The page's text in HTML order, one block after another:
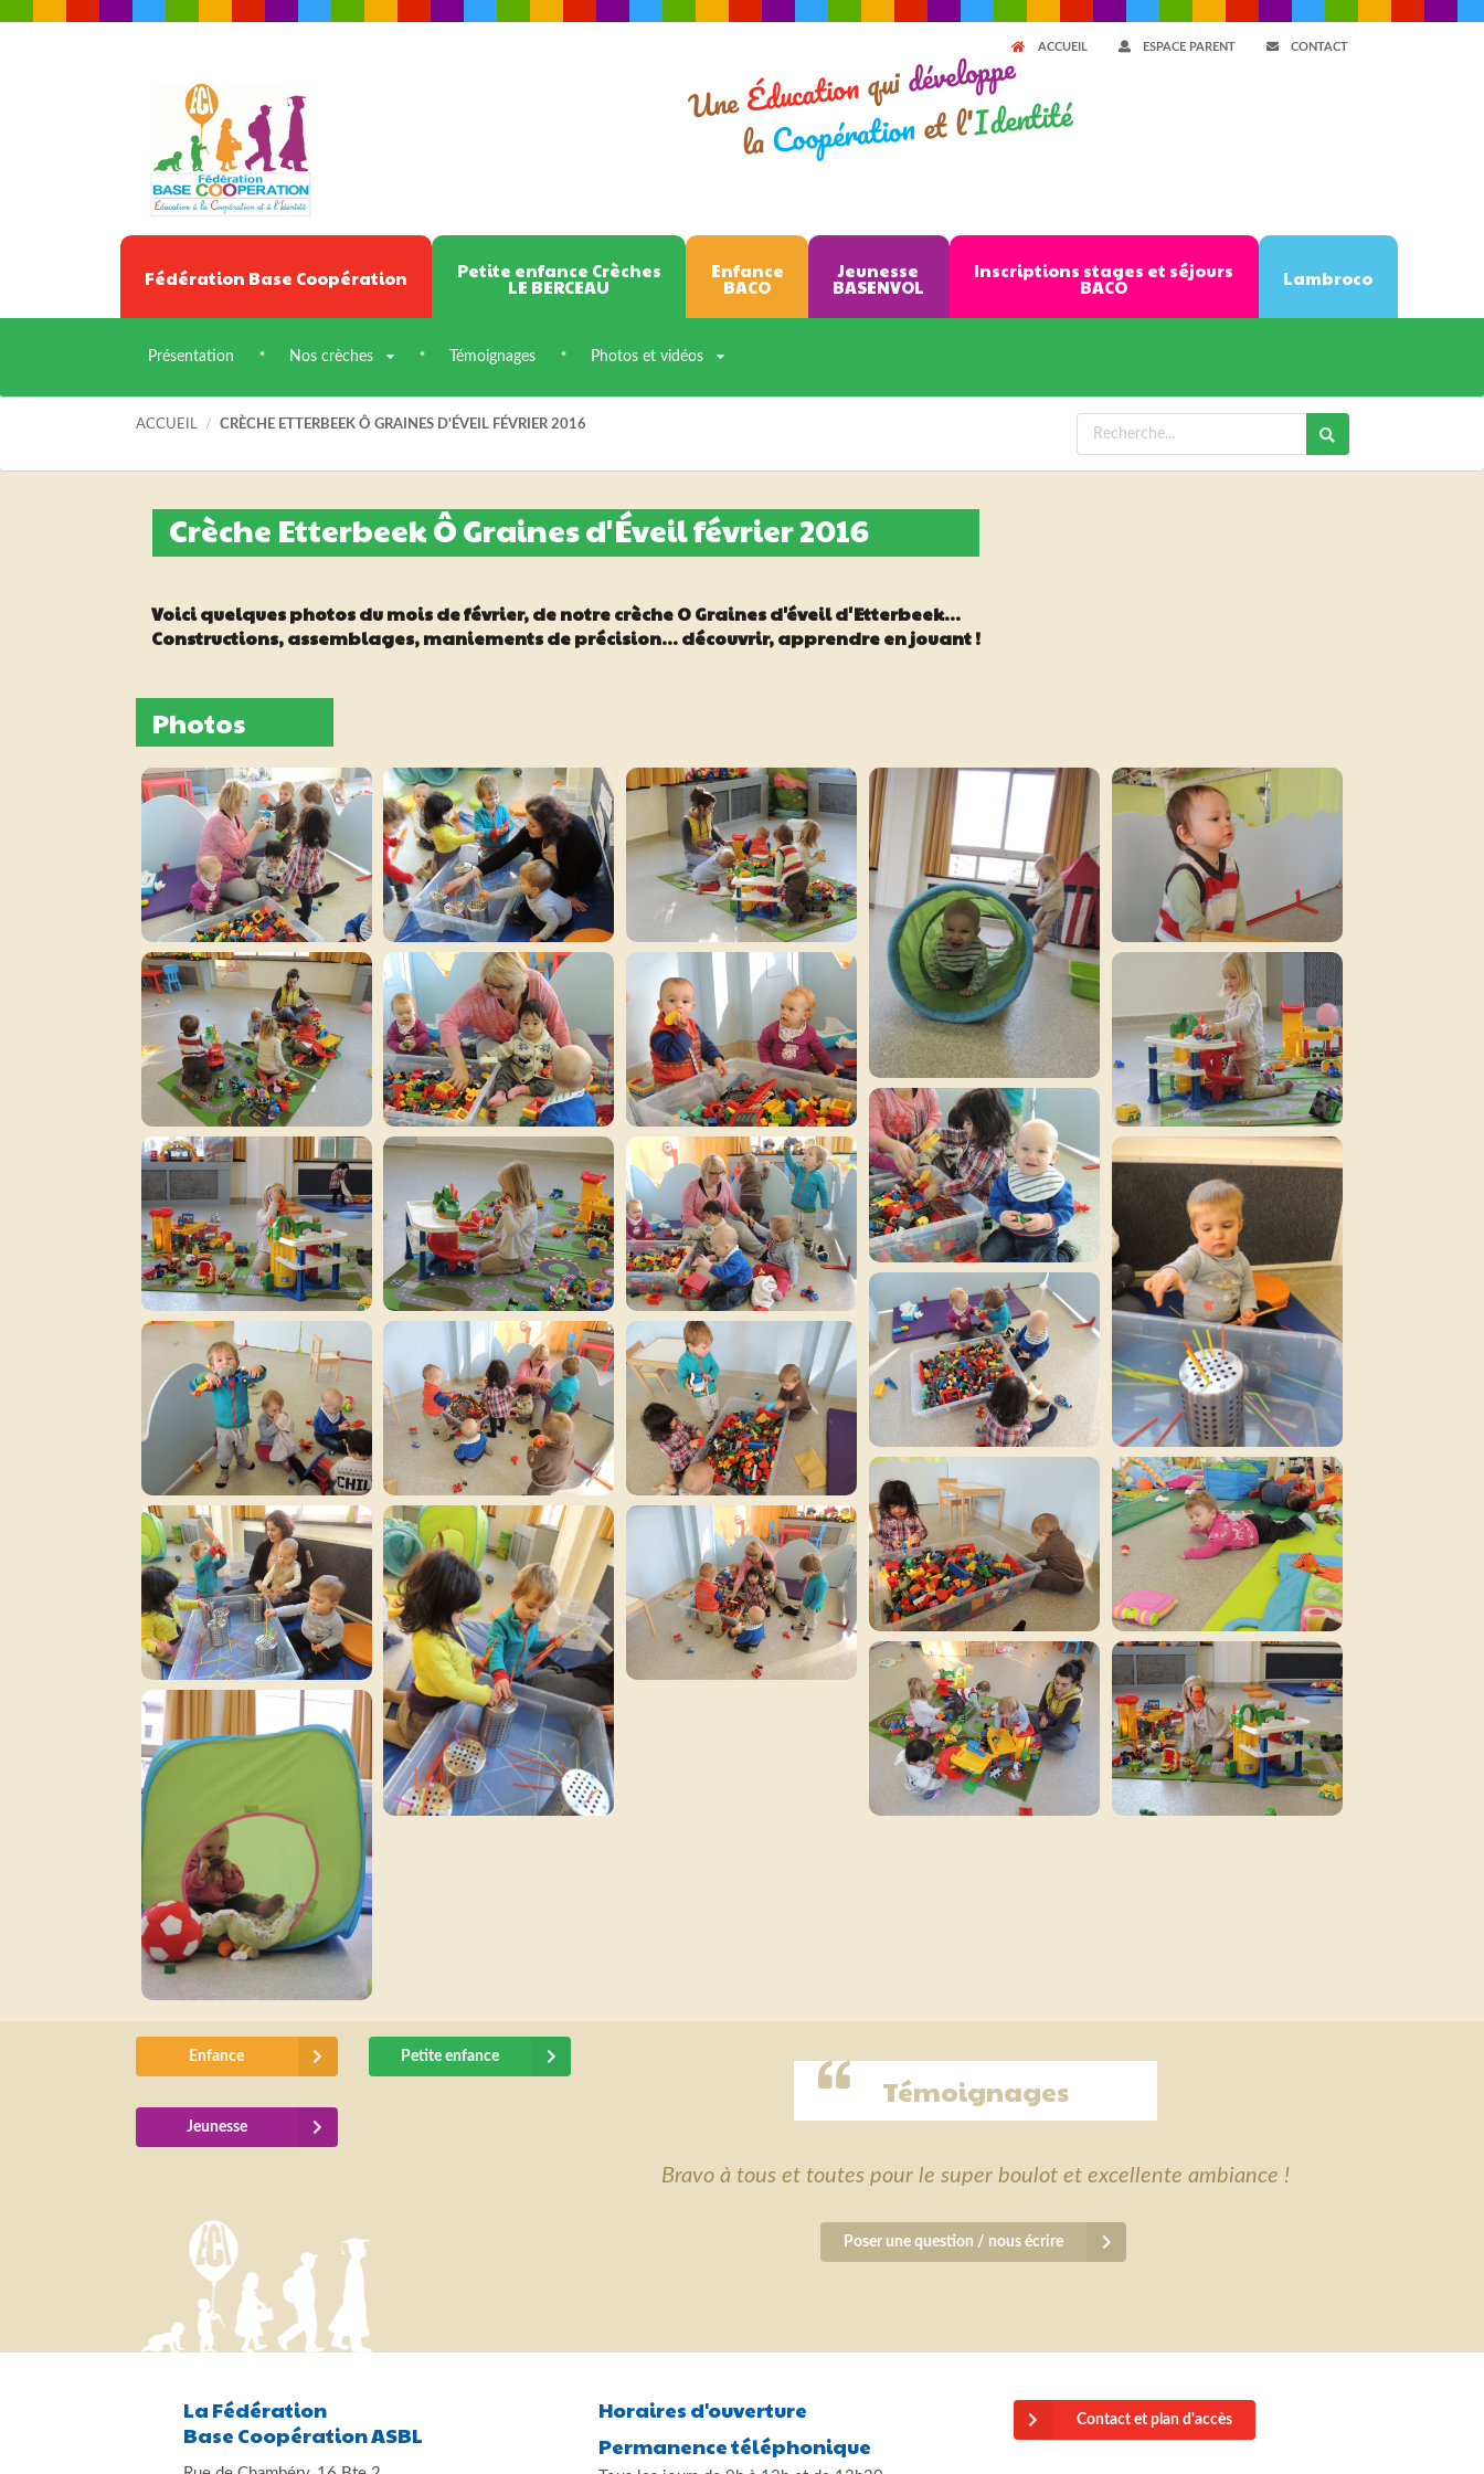
ACCUEIL ESPACE PARENT CONTACT
UneÉducationquidéveloppe
laCoopérationet l'Identité
Fédération Base Coopération Petite enfance Crèches
LE BERCEAU
Enfance
BACO
Jeunesse
BASENVOL
Inscriptions stages et séjours
BACO Lambroco
Présentation Nos crèches Témoignages Photos et vidéos
ACCUEIL / CRÈCHE ETTERBEEK Ô GRAINES D'ÉVEIL FÉVRIER 2016
Crèche Etterbeek Ô Graines d'Éveil février 2016
Voici quelques photos du mois de février, de notre crèche O Graines d'éveil d'Etterbeek...
Constructions, assemblages, maniements de précision... découvrir, apprendre en jouant !
Photos
Enfance Petite enfance
Jeunesse
Témoignages
Bravo à tous et toutes pour le super boulot et excellente ambiance !
Poser une question / nous écrire
La Fédération
Base Coopération ASBL
Horaires d'ouverture
Permanence téléphonique
Contact et plan d'accès